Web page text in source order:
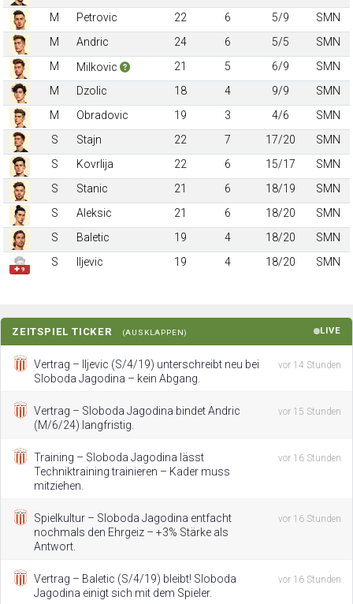
M
Petrovic 22 6 5/9
SMN
M
Andric 24 6 5/5
SMN
M
Milkovic 21 5 6/9
SMN
M
Dzolic 18 4 9/9
SMN
M
Obradovic 19 3 4/6
SMN
S
Stajn 22 7 17/20
SMN
S
Kovrlija 22 6 15/17
SMN
S
Stanic 21 6 18/19
SMN
S
Aleksic 21 6 18/20
SMN
S
Baletic 19 4 18/20 SMN
✚ 9
S Iljevic 19 4 18/20 SMN
ZEITSPIEL TICKER (AUSKLAPPEN) LIVE
Vertrag – Iljevic (S/4/19) unterschreibt neu bei
Sloboda Jagodinа – kein Abgang.
vor 14 Stunden
Vertrag – Sloboda Jagodinа bindet Andric
(M/6/24) langfristig.
vor 15 Stunden
Training – Sloboda Jagodinа lässt
Techniktraining trainieren – Kader muss
mitziehen.
vor 16 Stunden
Spielkultur – Sloboda Jagodinа entfacht
nochmals den Ehrgeiz – +3% Stärke als
Antwort.
vor 16 Stunden
Vertrag – Baletic (S/4/19) bleibt! Sloboda
Jagodinа einigt sich mit dem Spieler.
vor 16 Stunden